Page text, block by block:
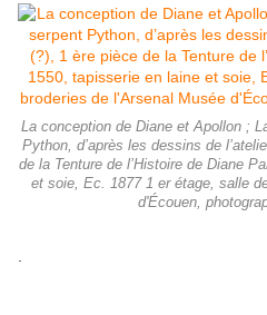
La conception de Diane et Apollon ;
Python, d’après les dessins de
de la Tenture de l’Histoire de Diane
et soie, Ec. 1877 1 er étage, salle
d'Écouen,